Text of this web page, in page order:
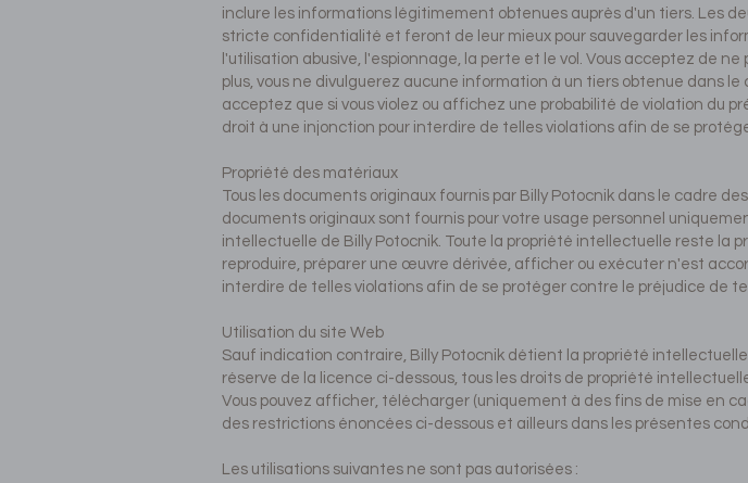
inclure les informations légitimement obtenues auprès d'un tiers. Les
stricte confidentialité et feront de leur mieux pour sauvegarder les
l'utilisation abusive, l'espionnage, la perte et le vol. Vous acceptez de
plus, vous ne divulguerez aucune information à un tiers obtenue dans
acceptez que si vous violez ou affichez une probabilité de violation du
droit à une injonction pour interdire de telles violations afin de se
Propriété des matériaux
Tous les documents originaux fournis par Billy Potocnik dans le cadre
documents originaux sont fournis pour votre usage personnel
intellectuelle de Billy Potocnik. Toute la propriété intellectuelle reste la
reproduire, préparer une œuvre dérivée, afficher ou exécuter n'est
interdire de telles violations afin de se protéger contre le préjudice de
Utilisation du site Web
Sauf indication contraire, Billy Potocnik détient la propriété
réserve de la licence ci-dessous, tous les droits de propriété
Vous pouvez afficher, télécharger (uniquement à des fins de mise en
des restrictions énoncées ci-dessous et ailleurs dans les présentes
Les utilisations suivantes ne sont pas autorisées :